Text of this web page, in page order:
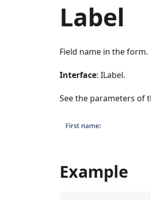
Label
Field name in the form.
Interface: ILabel.
See the parameters of
Example